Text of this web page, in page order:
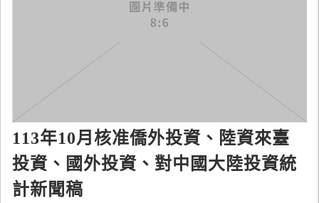
113年10月核准僑外投資、陸資來臺
投資、國外投資、對中國大陸投資統
計新聞稿